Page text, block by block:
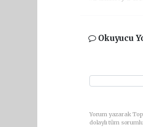
Okuyucu
Yorum yazarak
dolaylı tüm